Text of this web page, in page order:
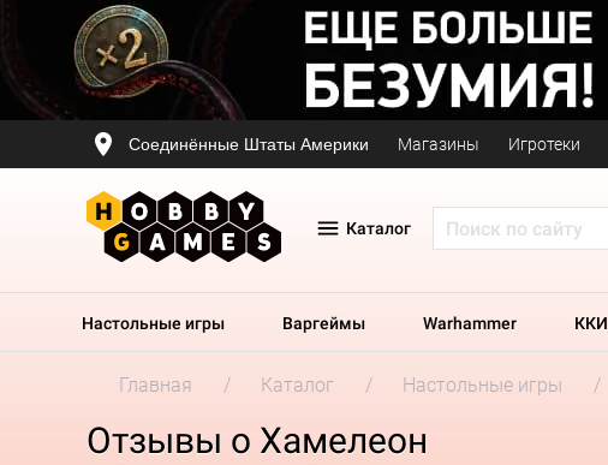
Соединённые Штаты Америки Магазины Игротеки
Каталог
Настольные игры Варгеймы Warhammer ККИ
Главная Каталог Настольные игры
Отзывы о Хамелеон